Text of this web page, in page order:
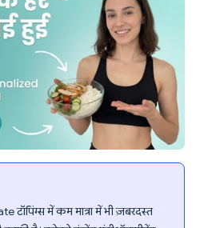
में कम मात्रा में भी ज़बरदस्त